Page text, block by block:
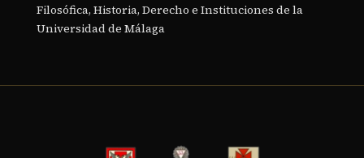
Filosófica, Historia, Derecho e Instituciones de la
Universidad de Málaga